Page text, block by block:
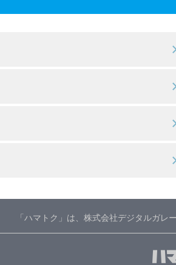
「ハマトク」は、株式会社デジタルガレ